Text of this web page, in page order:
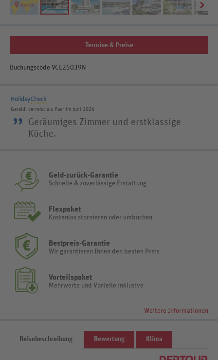
Termine & Preise
Buchungscode VCE25039N
Gerald, verreist als Paar im Juni 2026
”
Geräumiges Zimmer und erstklassige
Küche.
Geld-zurück-Garantie
Schnelle & zuverlässige Erstattung
Flexpaket
Kostenlos stornieren oder umbuchen
Bestpreis-Garantie
Wir garantieren Ihnen den besten Preis
Vorteilspaket
Mehrwerte und Vorteile inklusive
Weitere Informationen
Reisebeschreibung Bewertung Klima